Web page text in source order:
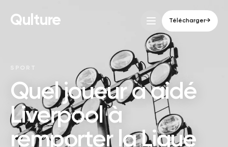
Qulture Télécharger→
SPORT
Quel joueur a aidé
Liverpool à
remporter la Ligue